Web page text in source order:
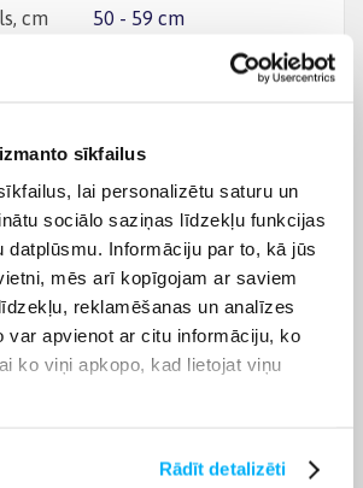
sīkfailus
lai personalizētu saturu un
sociālo saziņas līdzekļu funkcijas
datplūsmu. Informāciju par to, kā jūs
mēs arī kopīgojam ar saviem
reklamēšanas un analīzes
var apvienot ar citu informāciju, ko
ko viņi apkopo, kad lietojat viņu
Rādīt detalizēti
cm 50 - 59 cm
Gāzes
Stikls
Ar rokturiem